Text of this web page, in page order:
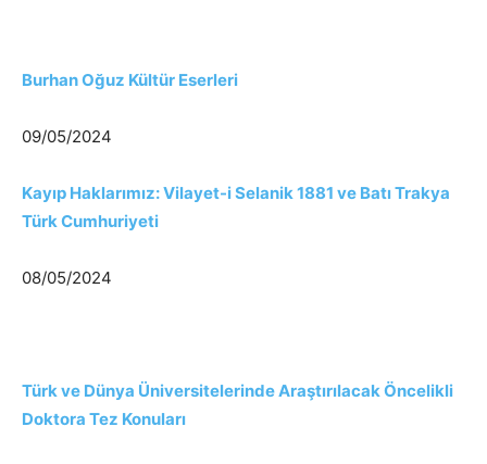
Burhan Oğuz Kültür Eserleri
09/05/2024
Kayıp Haklarımız: Vilayet-i Selanik 1881 ve Batı Trakya
Türk Cumhuriyeti
08/05/2024
Türk ve Dünya Üniversitelerinde Araştırılacak Öncelikli
Doktora Tez Konuları